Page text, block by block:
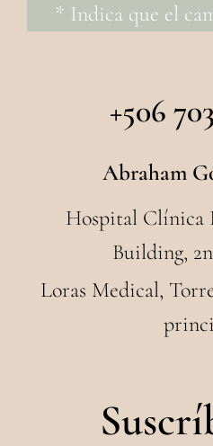
* Indica que el
+506
Abraham
Hospital Clínica
Building,
Loras Medical,